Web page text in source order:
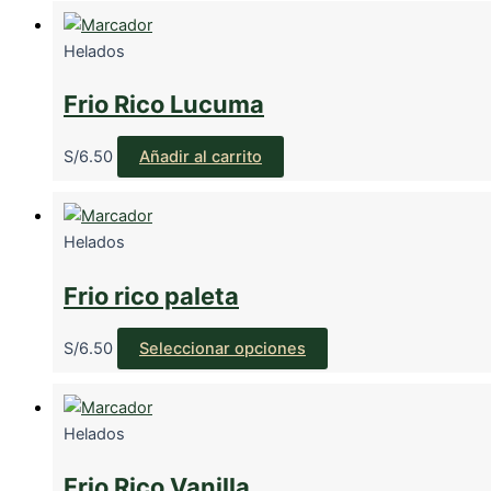
Helados
Frio Rico Lucuma
S/6.50 Añadir al carrito
Helados
Frio rico paleta
S/6.50 Seleccionar opciones
producto
Helados